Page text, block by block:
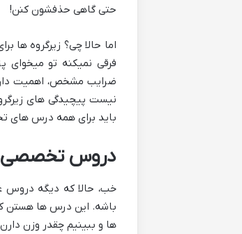
حتی گاهی حذفشون کنن!
اما حالا چی؟ زیرگروه
فرقی نمیکنه تو میخوای
ضرایب مشخص، اهمیت
نیست پیچیدگی های
باید برای همه درس های
دروس تخصصی
خب، حالا که دیگه دروس
باشه. این درس ها هستن
ها و ببینیم چقدر وزن